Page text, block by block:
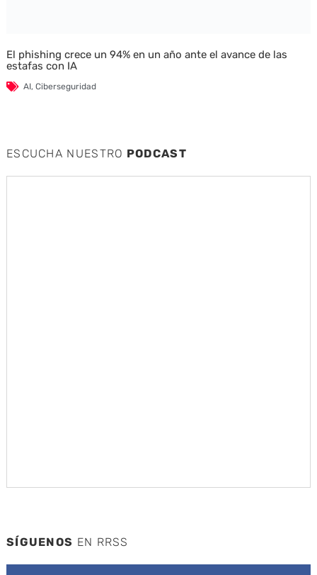
El phishing crece un 94% en un año ante el avance de las
estafas con IA
AI, Ciberseguridad
ESCUCHA NUESTRO PODCAST
SÍGUENOS EN RRSS